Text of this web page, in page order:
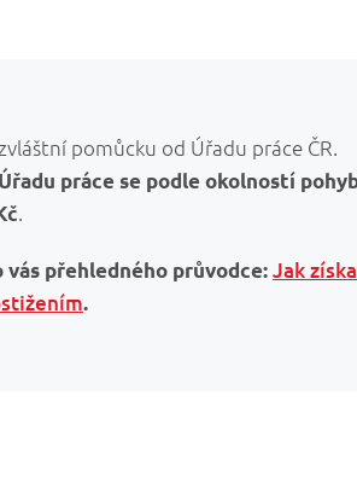
pomůcku od Úřadu práce ČR.
práce se podle okolností
.
přehledného průvodce:Jak
.